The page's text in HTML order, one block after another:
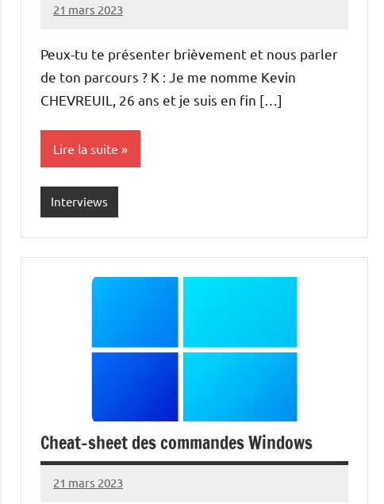
21 mars 2023
nohackme
Aucun
Peux-tu te présenter brièvement et nous parler
de ton parcours ? K : Je me nomme Kevin
CHEVREUIL, 26 ans et je suis en fin […]
Lire la suite
Interviews
Cheat-sheet des commandes Windows
21 mars 2023
nohackme
Aucun